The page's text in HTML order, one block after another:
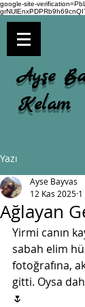
google-site-
Ayşe
Kelam
Yazı
Ağlayan
Ayse Bayvas
12 Kas 2025
Yirmi canın
sabah elim
fotoğrafına,
gitti. Oysa
🌷